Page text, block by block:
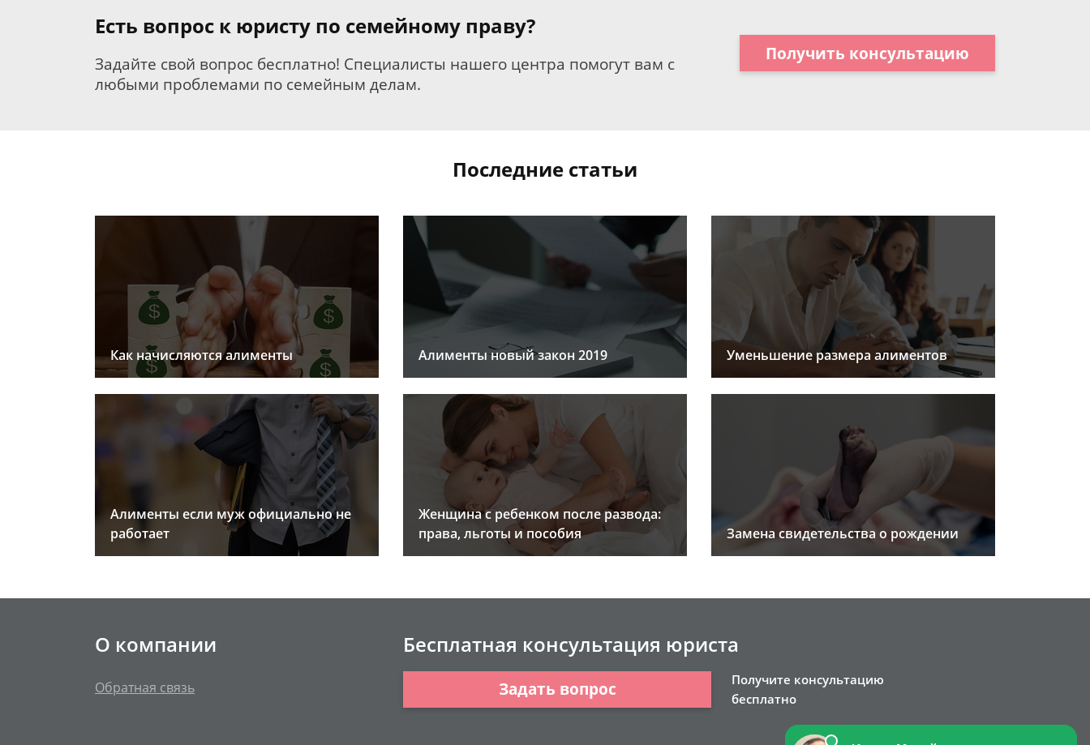
Есть вопрос к юристу по семейному праву?
Задайте свой вопрос бесплатно! Специалисты нашего центра помогут вам с
любыми проблемами по семейным делам.
Получить консультацию
Последние статьи
Как начисляются алименты Алименты новый закон 2019 Уменьшение размера алиментов
Алименты если муж официально не
работает
Женщина с ребенком после развода:
права, льготы и пособия
Замена свидетельства о рождении
О компании
Обратная связь
Бесплатная консультация юриста
Задать вопрос
Получите консультацию
бесплатно